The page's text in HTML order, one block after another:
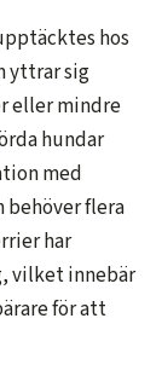
hos
yttrar sig
eller mindre
hundar
med
behöver flera
har
vilket innebär
för att